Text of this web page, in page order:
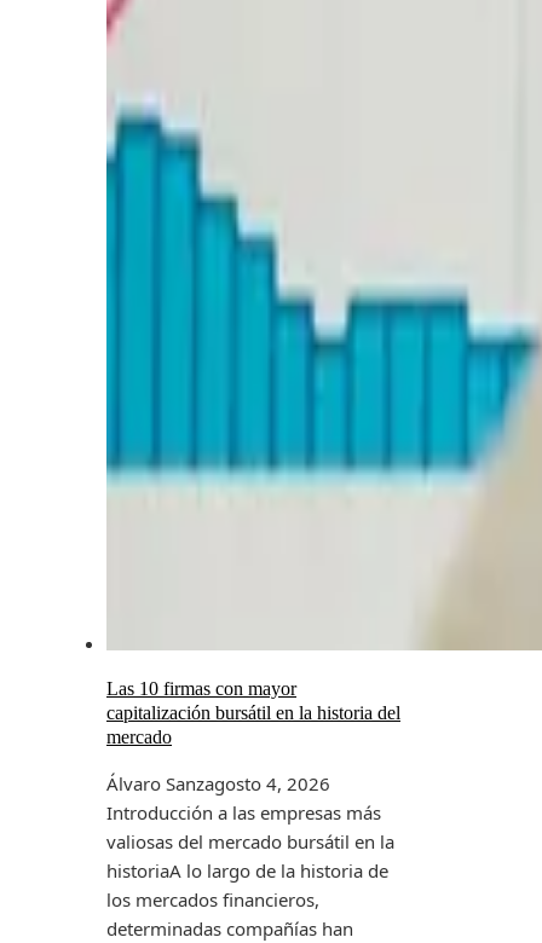
Las 10 firmas con mayor
capitalización bursátil en la historia del
mercado
Álvaro Sanzagosto 4, 2026
Introducción a las empresas más
valiosas del mercado bursátil en la
historiaA lo largo de la historia de
los mercados financieros,
determinadas compañías han